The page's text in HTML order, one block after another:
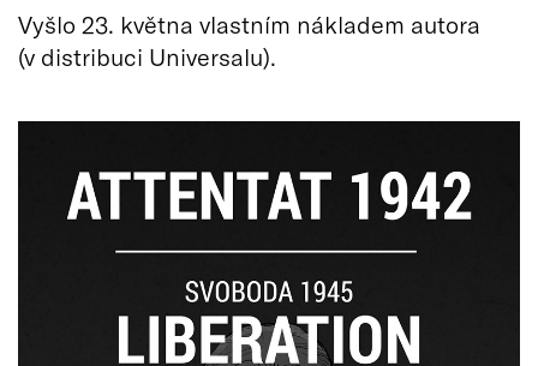
Vyšlo 23. května vlastním nákladem autora
(v distribuci Universalu).